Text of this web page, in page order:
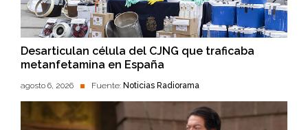
Desarticulan célula del CJNG que traficaba
metanfetamina en España
agosto 6, 2026 Fuente: Noticias Radiorama